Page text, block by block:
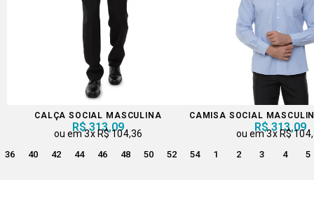
CALÇA SOCIAL MASCULINA
R$ 313,09
3x R$ 104,36
36 40 42 44 46 48 50 52 54
R$ 313,09
3x R$
1 2 3 4 5